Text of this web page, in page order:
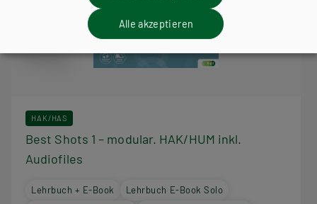
HAK/HAS
Best Shots 1 – modular. HAK/HUM inkl.
Audiofiles
Lehrbuch + E-Book
Lehrbuch E-Book Solo
Alle akzeptieren